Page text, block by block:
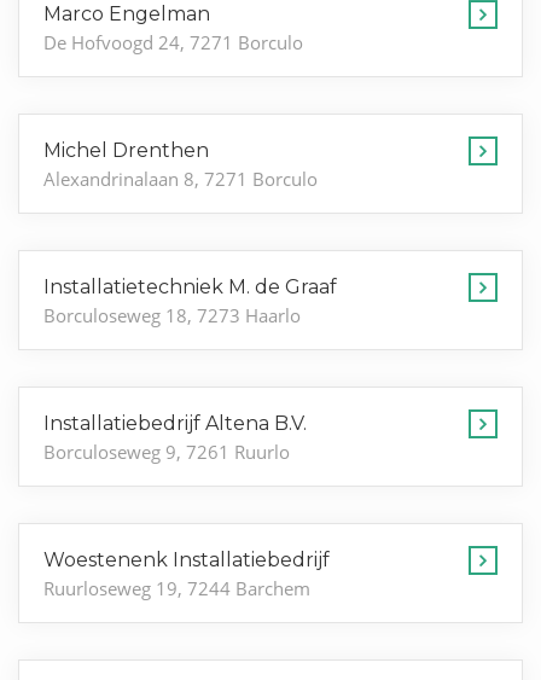
Marco Engelman
De Hofvoogd 24, 7271 Borculo
Michel Drenthen
Alexandrinalaan 8, 7271 Borculo
Installatietechniek M. de Graaf
Borculoseweg 18, 7273 Haarlo
Installatiebedrijf Altena B.V.
Borculoseweg 9, 7261 Ruurlo
Woestenenk Installatiebedrijf
Ruurloseweg 19, 7244 Barchem